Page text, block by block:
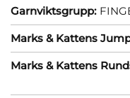
Garnviktsgrupp:
Marks & Kattens
Marks & Kattens